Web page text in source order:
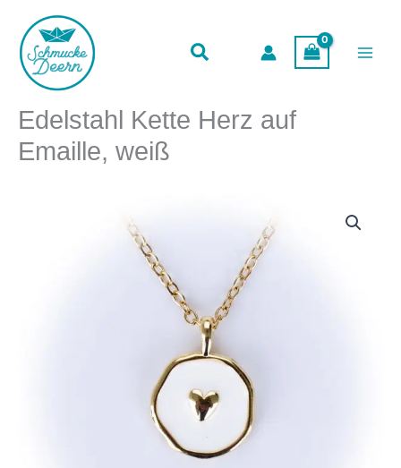
Inhalt
springen
Edelstahl Kette Herz auf
Emaille, weiß
auf
Emaille,
weiß